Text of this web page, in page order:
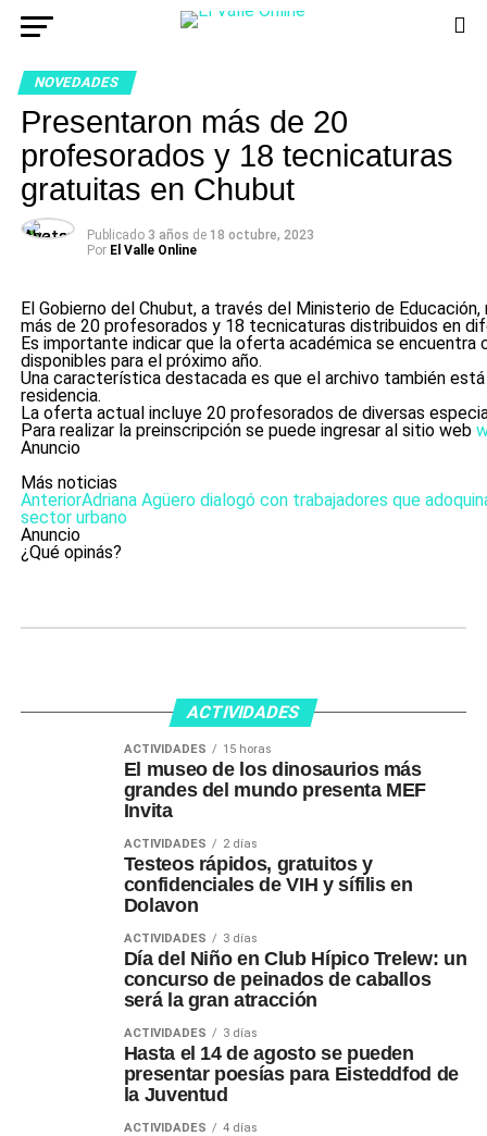
NOVEDADES
Presentaron más de 20
profesorados y 18 tecnicaturas
gratuitas en Chubut
Publicado 3 años de 18 octubre, 2023
Por El Valle Online
El Gobierno del Chubut, a través del Ministerio de
más de 20 profesorados y 18 tecnicaturas distribuidos en
Es importante indicar que la oferta académica se
disponibles para el próximo año.
Una característica destacada es que el archivo también
residencia.
La oferta actual incluye 20 profesorados de diversas
Para realizar la preinscripción se puede ingresar al sitio web
Anuncio
Más noticias
AnteriorAdriana Agüero dialogó con trabajadores que
sector urbano
Anuncio
¿Qué opinás?
ACTIVIDADES
ACTIVIDADES 15 horas
El museo de los dinosaurios más
grandes del mundo presenta MEF
Invita
ACTIVIDADES 2 días
Testeos rápidos, gratuitos y
confidenciales de VIH y sífilis en
Dolavon
ACTIVIDADES 3 días
Día del Niño en Club Hípico Trelew: un
concurso de peinados de caballos
será la gran atracción
ACTIVIDADES 3 días
Hasta el 14 de agosto se pueden
presentar poesías para Eisteddfod de
la Juventud
ACTIVIDADES 4 días